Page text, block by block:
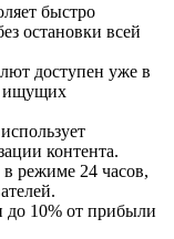
быстро
остановки всей
доступен уже в
ищущих
контента.
режиме 24 часов,
до 10% от прибыли